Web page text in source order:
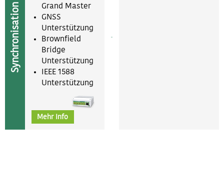
Synchronisation
Grand Master
GNSS
Unterstützung
Brownfield
Bridge
Unterstützung
IEEE 1588
Unterstützung
Mehr Info